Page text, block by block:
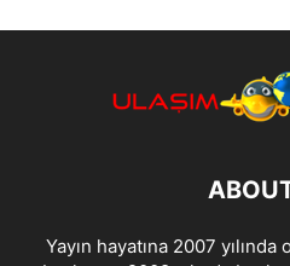
Yayın hayatına 2007